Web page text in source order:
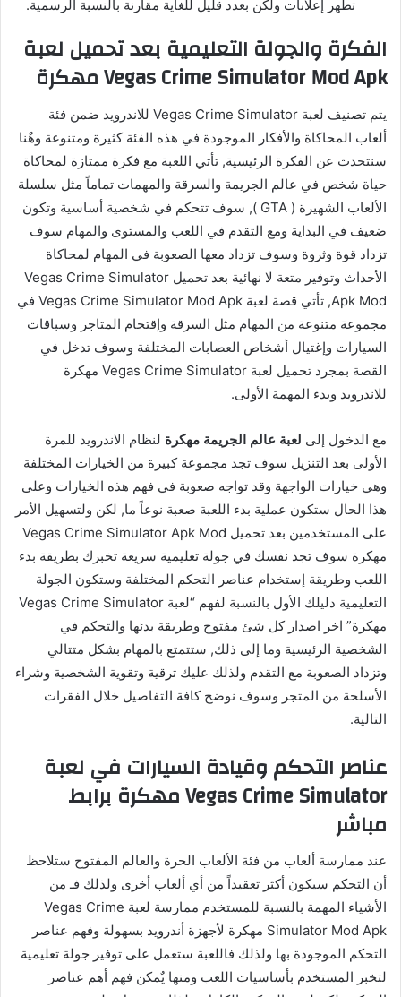
تظهر إعلانات ولكن بعدد قليل للغاية مقارنة بالنسبة الرسمية.
الفكرة والجولة التعليمية بعد تحميل لعبة
Vegas Crime Simulator Mod Apk مهكرة
يتم تصنيف لعبة Vegas Crime Simulator للاندرويد ضمن فئة
ألعاب المحاكاة والأفكار الموجودة في هذه الفئة كثيرة ومتنوعة وهٌنا
سنتحدث عن الفكرة الرئيسية, تأتي اللعبة مع فكرة ممتازة لمحاكاة
حياة شخص في عالم الجريمة والسرقة والمهمات تماماً مثل سلسلة
الألعاب الشهيرة ( GTA ), سوف تتحكم في شخصية أساسية وتكون
ضعيف في البداية ومع التقدم في اللعب والمستوى والمهام سوف
تزداد قوة وثروة وسوف تزداد معها الصعوبة في المهام لمحاكاة
الأحداث وتوفير متعة لا نهائية بعد تحميل Vegas Crime Simulator
Apk Mod, تأتي قصة لعبة Vegas Crime Simulator Mod Apk في
مجموعة متنوعة من المهام مثل السرقة وإقتحام المتاجر وسباقات
السيارات وإغتيال أشخاص العصابات المختلفة وسوف تدخل في
القصة بمجرد تحميل لعبة Vegas Crime Simulator مهكرة
للاندرويد وبدء المهمة الأولى.
مع الدخول إلى لعبة عالم الجريمة مهكرة لنظام الاندرويد للمرة
الأولى بعد التنزيل سوف تجد مجموعة كبيرة من الخيارات المختلفة
وهي خيارات الواجهة وقد تواجه صعوبة في فهم هذه الخيارات وعلى
هذا الحال ستكون عملية بدء اللعبة صعبة نوعاً ما, لكن ولتسهيل الأمر
على المستخدمين بعد تحميل Vegas Crime Simulator Apk Mod
مهكرة سوف تجد نفسك في جولة تعليمية سريعة تخبرك بطريقة بدء
اللعب وطريقة إستخدام عناصر التحكم المختلفة وستكون الجولة
التعليمية دليلك الأول بالنسبة لفهم “لعبة Vegas Crime Simulator
مهكرة” اخر اصدار كل شئ مفتوح وطريقة بدئها والتحكم في
الشخصية الرئيسية وما إلى ذلك, ستتمتع بالمهام بشكل متتالي
وتزداد الصعوبة مع التقدم ولذلك عليك ترقية وتقوية الشخصية وشراء
الأسلحة من المتجر وسوف نوضح كافة التفاصيل خلال الفقرات
التالية.
عناصر التحكم وقيادة السيارات في لعبة
Vegas Crime Simulator مهكرة برابط
مباشر
عند ممارسة ألعاب من فئة الألعاب الحرة والعالم المفتوح ستلاحظ
أن التحكم سيكون أكثر تعقيداً من أي ألعاب أخرى ولذلك فـ من
الأشياء المهمة بالنسبة للمستخدم ممارسة لعبة Vegas Crime
Simulator Mod Apk مهكرة لأجهزة أندرويد بسهولة وفهم عناصر
التحكم الموجودة بها ولذلك فاللعبة ستعمل على توفير جولة تعليمية
لتخبر المستخدم بأساسيات اللعب ومنها يٌمكن فهم أهم عناصر